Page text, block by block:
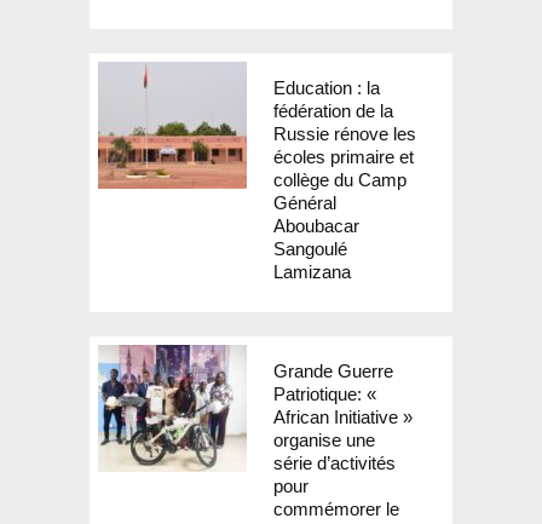
Education : la
fédération de la
Russie rénove les
écoles primaire et
collège du Camp
Général
Aboubacar
Sangoulé
Lamizana
Grande Guerre
Patriotique: «
African Initiative »
organise une
série d’activités
pour
commémorer le